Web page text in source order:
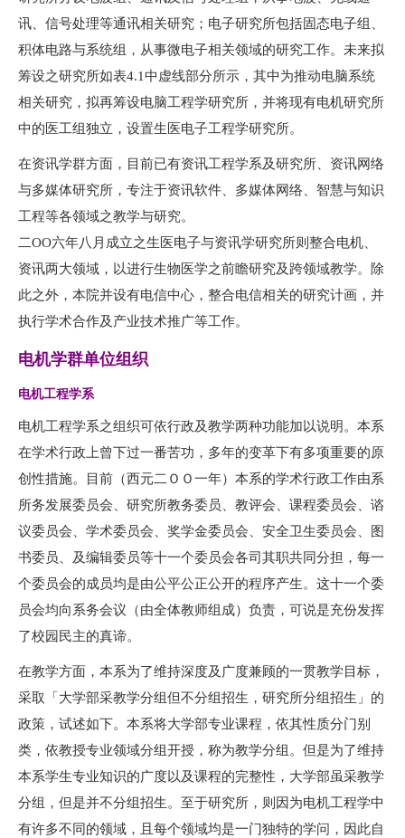
讯、信号处理等通讯相关研究；电子研究所包括固态电子组、
积体电路与系统组，从事微电子相关领域的研究工作。未来拟
筹设之研究所如表4.1中虚线部分所示，其中为推动电脑系统
相关研究，拟再筹设电脑工程学研究所，并将现有电机研究所
中的医工组独立，设置生医电子工程学研究所。
在资讯学群方面，目前已有资讯工程学系及研究所、资讯网络
与多媒体研究所，专注于资讯软件、多媒体网络、智慧与知识
工程等各领域之教学与研究。
二OO六年八月成立之生医电子与资讯学研究所则整合电机、
资讯两大领域，以进行生物医学之前瞻研究及跨领域教学。除
此之外，本院并设有电信中心，整合电信相关的研究计画，并
执行学术合作及产业技术推广等工作。
电机学群单位组织
电机工程学系
电机工程学系之组织可依行政及教学两种功能加以说明。本系
在学术行政上曾下过一番苦功，多年的变革下有多项重要的原
创性措施。目前（西元二ＯＯ一年）本系的学术行政工作由系
所务发展委员会、研究所教务委员、教评会、课程委员会、谘
议委员会、学术委员会、奖学金委员会、安全卫生委员会、图
书委员、及编辑委员等十一个委员会各司其职共同分担，每一
个委员会的成员均是由公平公正公开的程序产生。这十一个委
员会均向系务会议（由全体教师组成）负责，可说是充份发挥
了校园民主的真谛。
在教学方面，本系为了维持深度及广度兼顾的一贯教学目标，
采取「大学部采教学分组但不分组招生，研究所分组招生」的
政策，试述如下。本系将大学部专业课程，依其性质分门别
类，依教授专业领域分组开授，称为教学分组。但是为了维持
本系学生专业知识的广度以及课程的完整性，大学部虽采教学
分组，但是并不分组招生。至于研究所，则因为电机工程学中
有许多不同的领域，且每个领域均是一门独特的学问，因此自